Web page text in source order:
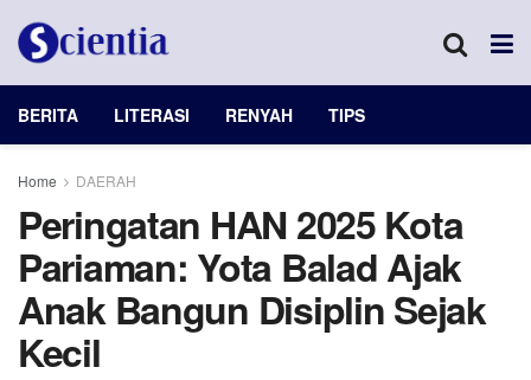
BERITA LITERASI RENYAH TIPS
Home DAERAH
Peringatan HAN 2025 Kota
Pariaman: Yota Balad Ajak
Anak Bangun Disiplin Sejak
Kecil